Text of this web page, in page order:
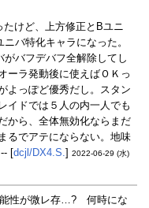
けど、上方修正とBユニ
バ特化キャラになった。
バフデバフ全解除してし
ーラ発動後に使えばＯＫっ
よっぽど優秀だし。スタン
イドでは５人の内一人でも
から、全体無効化ならまだ
るでアテにならない。地味
[dcjl/DX4.S.] 2022-06-29 (水)
能性が微レ存…? 何時にな